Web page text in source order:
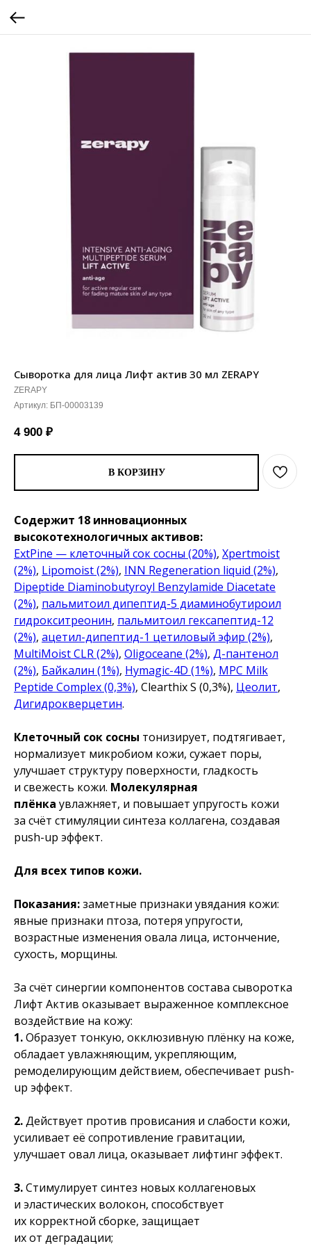
Сыворотка для лица Лифт актив 30 мл ZERAPY
ZERAPY
Артикул: БП-00003139
4 900 ₽
В КОРЗИНУ
Содержит 18 инновационных
высокотехнологичных активов:
ExtPine — клеточный сок сосны (20%), Xpertmoist
(2%), Lipomoist (2%), INN Regeneration liquid (2%),
Dipeptide Diaminobutyroyl Benzylamide Diacetate
(2%), пальмитоил дипептид-5 диаминобутироил
гидрокситреонин, пальмитоил гексапептид-12
(2%), ацетил-дипептид-1 цетиловый эфир (2%),
MultiMoist CLR (2%), Oligoceane (2%), Д-пантенол
(2%), Байкалин (1%), Hymagic-4D (1%), MPC Milk
Peptide Complex (0,3%), Clearthix S (0,3%), Цеолит,
Дигидрокверцетин.
Клеточный сок сосны тонизирует, подтягивает,
нормализует микробиом кожи, сужает поры,
улучшает структуру поверхности, гладкость
и свежесть кожи. Молекулярная
плёнка увлажняет, и повышает упругость кожи
за счёт стимуляции синтеза коллагена, создавая
push-up эффект.
Для всех типов кожи.
Показания:заметные признаки увядания кожи:
явные признаки птоза, потеря упругости,
возрастные изменения овала лица, истончение,
сухость, морщины.
За счёт синергии компонентов состава сыворотка
Лифт Актив оказывает выраженное комплексное
воздействие на кожу:
1.Образует тонкую, окклюзивную плёнку на коже,
обладает увлажняющим, укрепляющим,
ремоделирующим действием, обеспечивает push-
up эффект.
2.Действует против провисания и слабости кожи,
усиливает её сопротивление гравитации,
улучшает овал лица, оказывает лифтинг эффект.
3.Стимулирует синтез новых коллагеновых
и эластических волокон, способствует
их корректной сборке, защищает
их от деградации;